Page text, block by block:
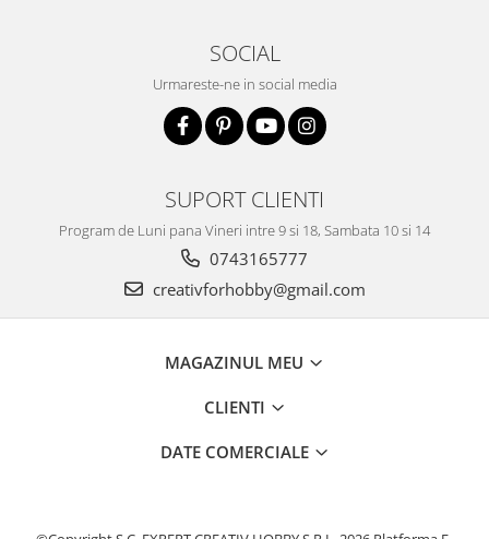
Accesorii pictura pe fata
SOCIAL
Urmareste-ne in social media
SUPORT CLIENTI
Program de Luni pana Vineri intre 9 si 18, Sambata 10 si 14
0743165777
creativforhobby@gmail.com
MAGAZINUL MEU
CLIENTI
DATE COMERCIALE